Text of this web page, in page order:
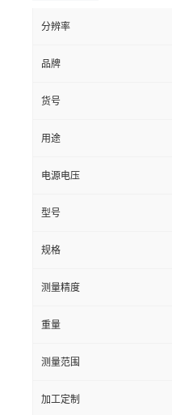
分辨率
品牌
货号
用途
电源电压
型号
规格
测量精度
重量
测量范围
加工定制